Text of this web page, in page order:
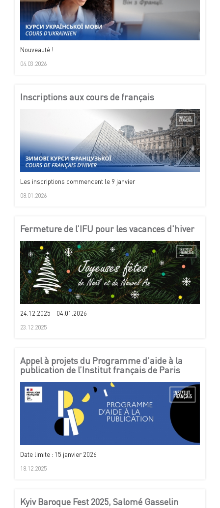
Nouveauté !
04.03.2026
Inscriptions aux cours de français
Les inscriptions commencent le 9 janvier
08.01.2026
Fermeture de l’IFU pour les vacances d'hiver
24.12.2025 - 04.01.2026
23.12.2025
Appel à projets du Programme d’aide à la
publication de l’Institut français de Paris
Date limite : 15 janvier 2026
18.12.2025
Kyiv Baroque Fest 2025, Salomé Gasselin